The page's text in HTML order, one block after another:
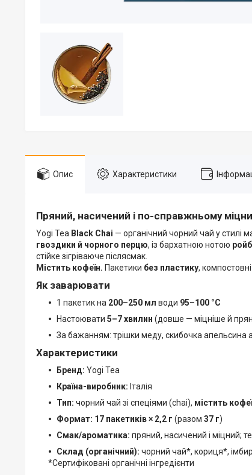
Опис Характеристики
Пряний, насичений і по-справжньому
Yogi Tea Black Chai — органічний чорний чай у стилі
гвоздики й чорного перцю, із бархатною нотою
стійке зігріваюче післясмак.
Містить кофеїн. Пакетики без пластику,
Як заварювати
1 пакетик на 200–250 мл води 95–100 °C
Настоювати 5–7 хвилин (довше — міцніше й
За бажанням: трішки меду, скибочка
Характеристики
Бренд: Yogi Tea
Країна-виробник: Італія
Тип: чорний чай зі спеціями (chai), містить
Формат: 17 пакетиків × 2,2 г (разом 37 г)
Смак/ароматика: пряний, насичений і міцний;
Склад (органічний): чорний чай*, кориця*,
*Сертифіковані органічні інгредієнти